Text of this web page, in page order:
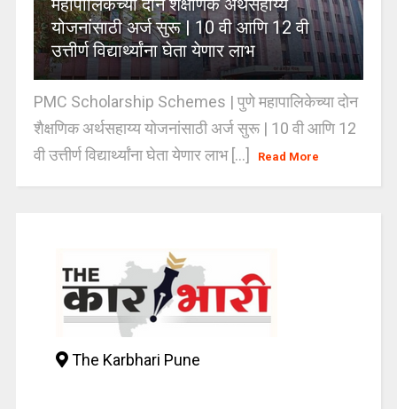
योजनांसाठी अर्ज सुरू | 10 वी आणि 12 वी
उत्तीर्ण विद्यार्थ्यांना घेता येणार लाभ
PMC Scholarship Schemes | पुणे महापालिकेच्या दोन
शैक्षणिक अर्थसहाय्य योजनांसाठी अर्ज सुरू | 10 वी आणि 12
वी उत्तीर्ण विद्यार्थ्यांना घेता येणार लाभ [...]
Read More
The Karbhari Pune